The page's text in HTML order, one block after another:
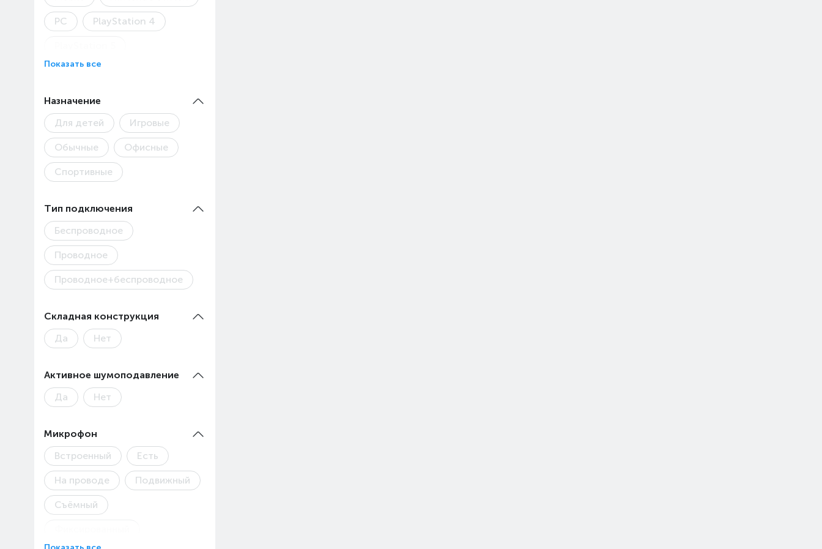
PC PlayStation 4
Steam Deck
Показать все
Назначение
Для детей
Игровые
Обычные Офисные
Спортивные
Тип подключения
Беспроводное
Проводное
Проводное+беспроводное
Складная конструкция
Да
Нет
Активное шумоподавление
Да
Нет
Микрофон
Встроенный
Есть
На проводе Подвижный
Съёмный